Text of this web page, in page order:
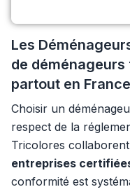
Les
de
partout en France
Choisir un
respect de la
Tricolores
entreprises
conformité est